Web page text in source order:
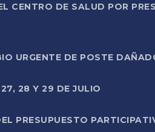
CENTRO DE SALUD POR
URGENTE DE POSTE
28 Y 29 DE JULIO
PRESUPUESTO